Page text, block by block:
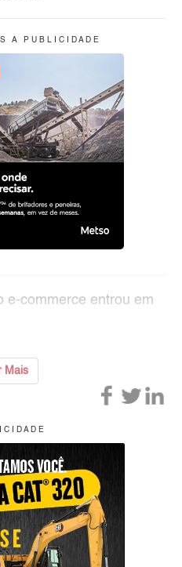
A P U B L I C I D A D E
e-commerce entrou em
Mais
C I D A D E